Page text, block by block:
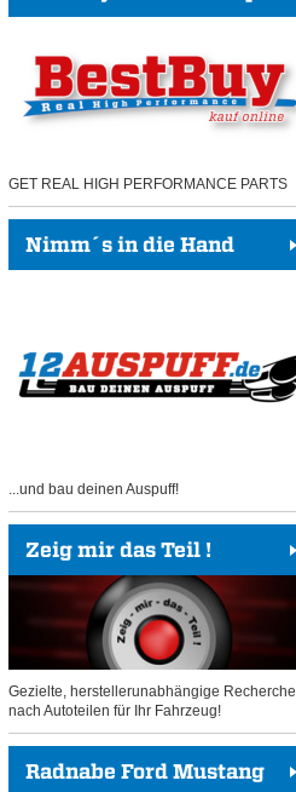
GET REAL HIGH PERFORMANCE PARTS
Nimm´s in die Hand
...und bau deinen Auspuff!
Zeig mir das Teil !
Gezielte, herstellerunabhängige Recherche
nach Autoteilen für Ihr Fahrzeug!
Radnabe Ford Mustang